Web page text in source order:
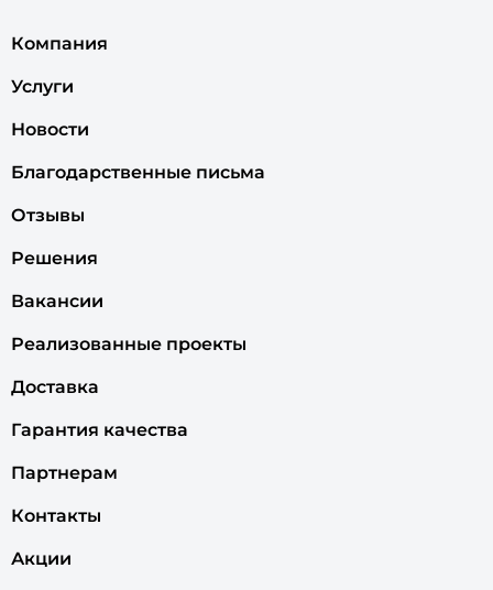
Компания
Услуги
Новости
Благодарственные письма
Отзывы
Решения
Вакансии
Реализованные проекты
Доставка
Гарантия качества
Партнерам
Контакты
Акции